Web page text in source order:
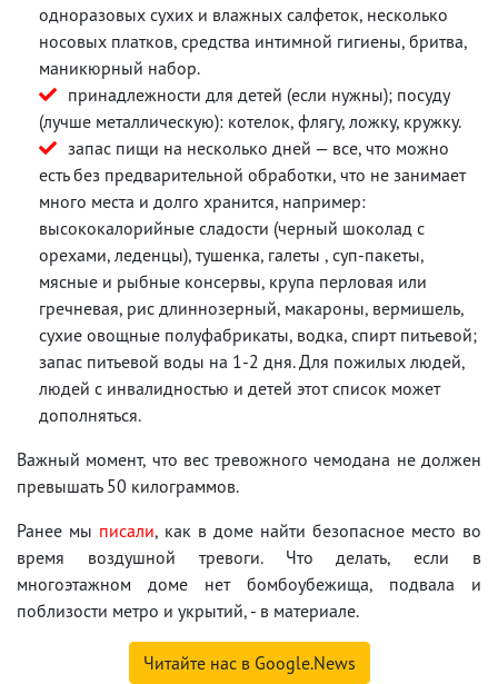
одноразовых сухих и влажных салфеток, несколько
носовых платков, средства интимной гигиены, бритва,
маникюрный набор.
принадлежности для детей (если нужны); посуду
(лучше металлическую): котелок, флягу, ложку, кружку.
запас пищи на несколько дней — все, что можно
есть без предварительной обработки, что не занимает
много места и долго хранится, например:
высококалорийные сладости (черный шоколад с
орехами, леденцы), тушенка, галеты , суп-пакеты,
мясные и рыбные консервы, крупа перловая или
гречневая, рис длиннозерный, макароны, вермишель,
сухие овощные полуфабрикаты, водка, спирт питьевой;
запас питьевой воды на 1-2 дня. Для пожилых людей,
людей с инвалидностью и детей этот список может
дополняться.
Важный момент, что вес тревожного чемодана не должен
превышать 50 килограммов.
Ранее мы писали, как в доме найти безопасное место во
время воздушной тревоги. Что делать, если в
многоэтажном доме нет бомбоубежища, подвала и
поблизости метро и укрытий, - в материале.
Читайте нас в Google.News